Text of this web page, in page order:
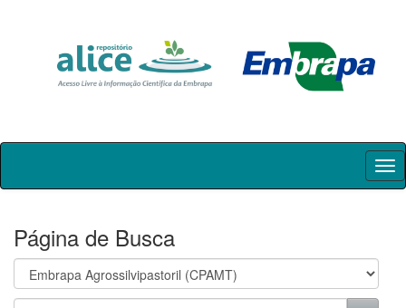
Skip
Página de Busca